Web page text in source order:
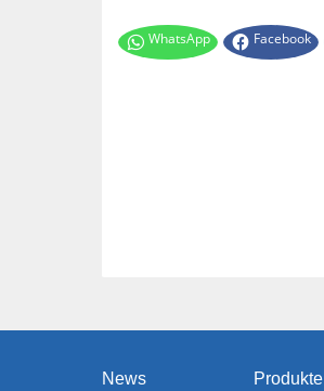
WhatsApp Facebook
News Produkte